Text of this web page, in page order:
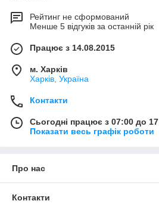
Рейтинг не сформований
Менше 5 відгуків за останній рік
Працює з 14.08.2015
м. Харків
Харків, Україна
Контакти
Сьогодні працює з 07:00 до
Показати весь графік роботи
Про нас
Контакти